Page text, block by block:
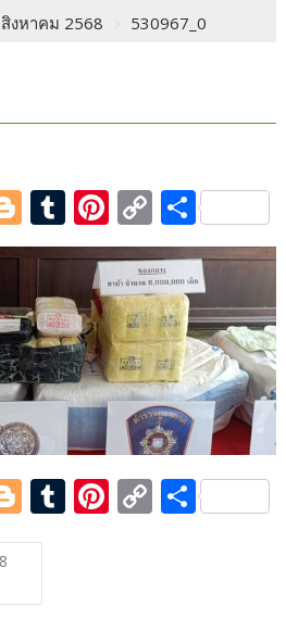
สิงหาคม 2568
530967_0
Bl
o
g
g
er
T
u
m
bl
r
Pi
nt
er
e
st
C
o
p
y
Li
n
k
S
h
ar
e
Bl
o
g
T
u
Pi
nt
C
o
S
h